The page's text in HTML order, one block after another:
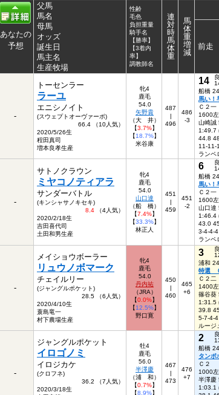
あなたの
予想
父馬
馬名
母馬
オッズ
誕生日
馬主名
生産牧場
性齢
毛色
負担重量
騎手名
【勝率】
【3着内
率】
調教師名
連
対
時
馬
体
重
馬
体
重
増
減
前走
-
トーセンラー
ラーユ
エニシノイト
(スウェプトオーヴァーボ)
66.4 （10人気）
2020/5/26生
程田真司
増本良孝生産
牝4
鹿毛
54.0
矢野貴
（大 井）
【3.7%】
【18.7%】
米谷康
487
|
496
486
-3
14
良
船橋
馬い！
Ｃ２一
1600
山崎誠
1:49.7
44.8
11-11-
ランペ
-
サトノクラウン
ミヤコノティアラ
サンダーバトル
(キンシャサノキセキ)
8.4 （4人気）
2020/2/18生
吉田喜代司
土田和男生産
牝4
鹿毛
54.0
山口達
（船 橋）
【7.4%】
【33.3%】
林正人
451
|
459
451
-2
6
良
船橋
馬い！
Ｃ２一
1600
山口達
1:46.4
43.0
3-4-4-4
ランペ
-
メイショウボーラー
リュウノボマーク
チェイルリー
(ジャングルポケット)
28.5 （6人気）
2020/4/10生
蓑島竜一
村下農場生産
牝4
鹿毛
54.0
丹内祐
（JRA）
【0.0%】
【12.5%】
野口寛
450
|
460
465
+6
3
良
浦和
特選
Ｃ２二
1400
篠谷葵
1:31.5
39.8
5-7-4-4
ルージ
-
ジャングルポケット
イロゴノミ
イロジカケ
(クロフネ)
36.2 （7人気）
2020/3/18生
牡4
鹿毛
56.0
半澤慶
（浦 和）
【0.7%】
【8.9%】
467
|
473
476
+7
2
良
船橋
タンポ
Ｃ２
1000
半澤慶
1:03.1